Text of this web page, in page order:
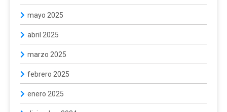
mayo 2025
abril 2025
marzo 2025
febrero 2025
enero 2025